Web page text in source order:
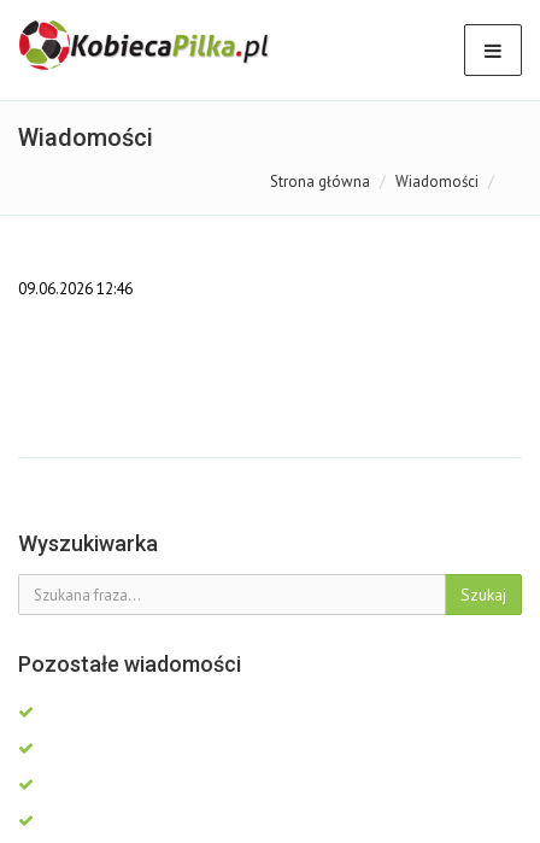
Wiadomości
Strona główna Wiadomości
09.06.2026 12:46
Wyszukiwarka
Szukaj
Pozostałe wiadomości